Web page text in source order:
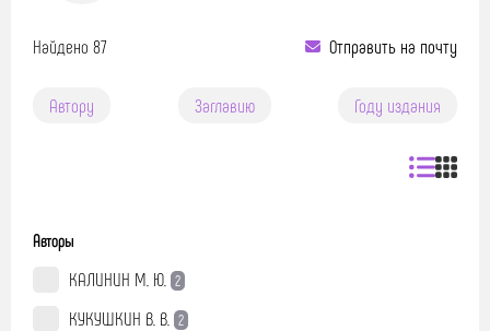
Найдено 87 Отправить на почту
Автору Заглавию Году издания
Авторы
КАЛИНИН М. Ю. 2
КУКУШКИН В. В. 2